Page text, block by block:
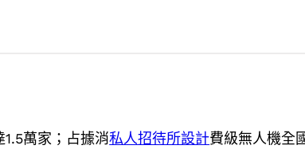
萬家；占據消私人招待所設計費級無人機全